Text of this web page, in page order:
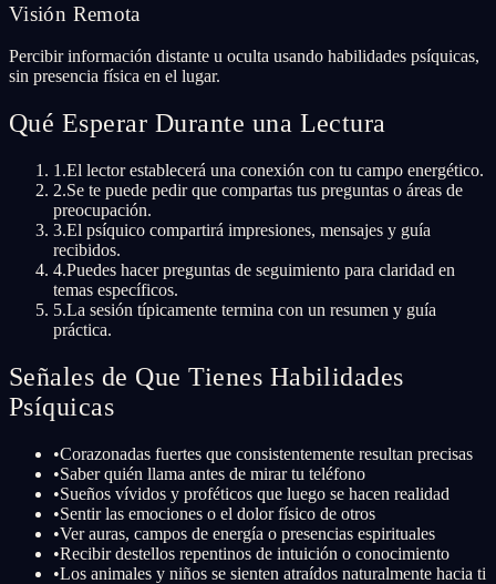
Visión Remota
Percibir información distante u oculta usando habilidades psíquicas,
sin presencia física en el lugar.
Qué Esperar Durante una Lectura
1 .El lector establecerá una conexión con tu campo energético.
2.Se te puede pedir que compartas tus preguntas o áreas de
preocupación.
3.El psíquico compartirá impresiones, mensajes y guía
recibidos.
4.Puedes hacer preguntas de seguimiento para claridad en
temas específicos.
5.La sesión típicamente termina con un resumen y guía
práctica.
Señales de Que Tienes Habilidades
Psíquicas
•Corazonadas fuertes que consistentemente resultan precisas
•Saber quién llama antes de mirar tu teléfono
•Sueños vívidos y proféticos que luego se hacen realidad
•Sentir las emociones o el dolor físico de otros
•Ver auras, campos de energía o presencias espirituales
•Recibir destellos repentinos de intuición o conocimiento
•Los animales y niños se sienten atraídos naturalmente hacia ti